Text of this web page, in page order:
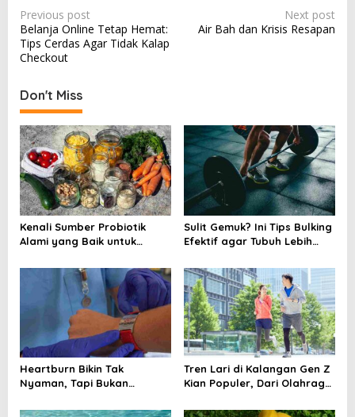
P
o
s
n
a
v
i
g
a
t
n
Previous post
Belanja Online Tetap Hemat:
Tips Cerdas Agar Tidak Kalap
Checkout
Next post
Air Bah dan Krisis Resapan
Don't Miss
Kenali Sumber Probiotik
Alami yang Baik untuk
Sulit Gemuk? Ini Tips Bulking
Efektif agar Tubuh Lebih
Heartburn Bikin Tak
Nyaman, Tapi Bukan
Mendadak
Tren Lari di Kalangan Gen Z
Kian Populer, Dari Olahraga